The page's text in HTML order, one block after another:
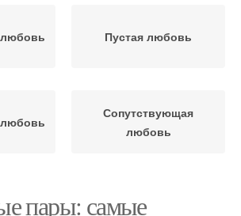
любовь Пустая любовь
любовь
Сопутствующая
любовь
пары: самые